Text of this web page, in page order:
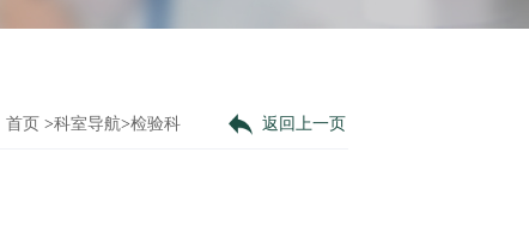
首页 >科室导航>检验科 返回上一页